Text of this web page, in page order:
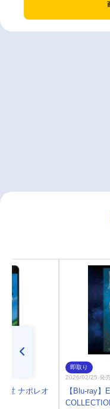
世 ナポレオ
即取り
2026/02/25 発
【Blu-ray